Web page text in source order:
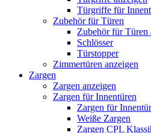
Türgriffe für
Zubehör für Türen
Zubehör für Türen
Schlösser
Türstopper
Zimmertüren anzeigen
Zargen
Zargen anzeigen
Zargen für Innentüren
Zargen für
Weiße Zargen
Zargen CPL